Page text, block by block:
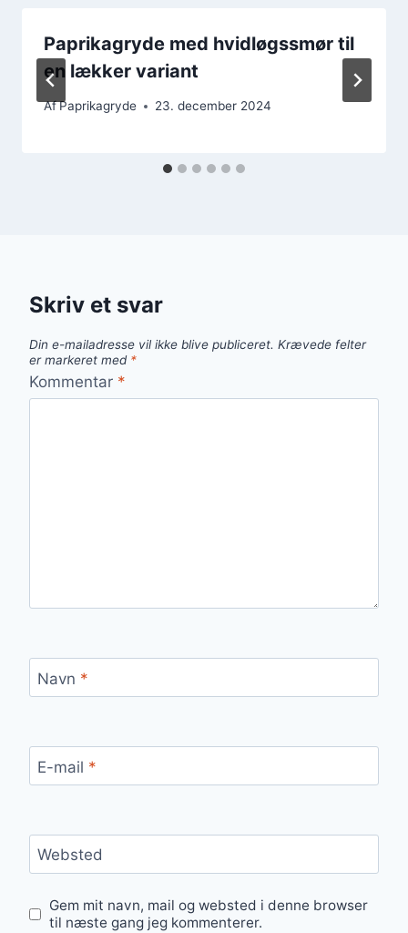
Paprikagryde med hvidløgssmør til
en lækker variant
AfPaprikagryde 23. december 2024
Skriv et svar
Din e-mailadresse vil ikke blive publiceret. Krævede felter
er markeret med *
Kommentar *
Navn *
E-mail *
Websted
Gem mit navn, mail og websted i denne browser
til næste gang jeg kommenterer.